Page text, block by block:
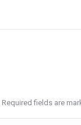
fields are